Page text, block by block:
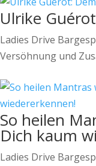
Ulrike
Ladies Drive
Versöhnung und
So heilen
Dich kaum
Ladies Drive